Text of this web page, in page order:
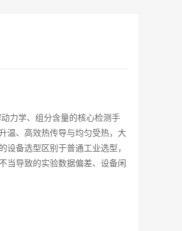
力学、组分含量的核心检测手
温、高效热传导与均匀受热，大
备选型区别于普通工业选型，
当导致的实验数据偏差、设备闲